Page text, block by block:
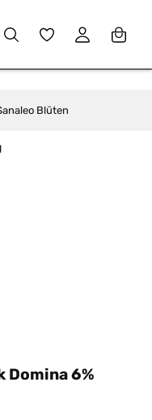
Du hast 0
Blüten
Domina 6%